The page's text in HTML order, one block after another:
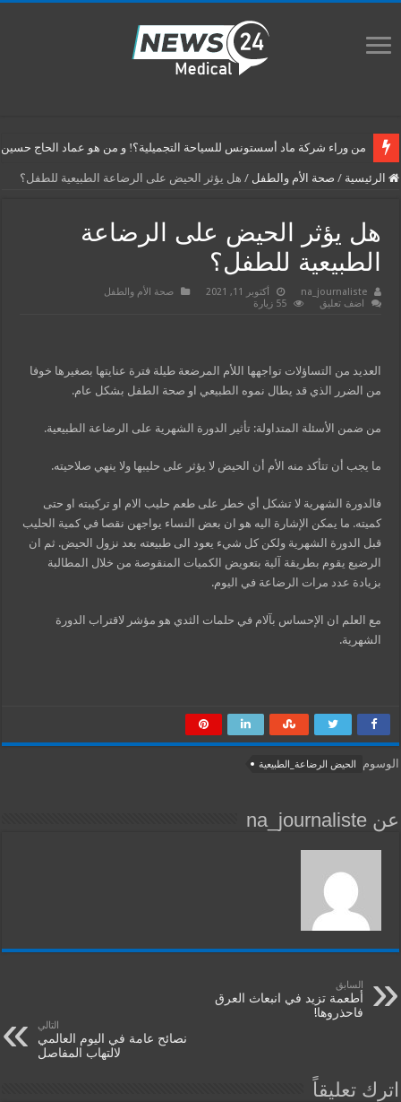
من وراء شركة ماد أسستونس للسياحة التجميلية؟! و من هو عماد الحاج حسين
الرئيسية / صحة الأم والطفل / هل يؤثر الحيض على الرضاعة الطبيعية للطفل؟
هل يؤثر الحيض على الرضاعة
الطبيعية للطفل؟
na_journaliste أكتوبر 11, 2021
صحة الأم والطفل
اضف تعليق
55 زيارة
العديد من التساؤلات تواجهها اللأم المرضعة طيلة فترة عنايتها بصغيرها خوفا
من الضرر الذي قد يطال نموه الطبيعي او صحة الطفل بشكل عام.
من ضمن الأسئلة المتداولة: تأثير الدورة الشهرية على الرضاعة الطبيعية.
ما يجب أن تتأكد منه الأم أن الحيض لا يؤثر على حليبها ولا ينهي صلاحيته.
فالدورة الشهرية لا تشكل أي خطر على طعم حليب الام او تركيبته او حتى
كميته. ما يمكن الإشارة اليه هو ان بعض النساء يواجهن نقصا في كمية الحليب
قبل الدورة الشهرية ولكن كل شيء يعود الى طبيعته بعد نزول الحيض. ثم ان
الرضيع يقوم بطريقة آلية بتعويض الكميات المنقوصة من خلال المطالبة
بزيادة عدد مرات الرضاعة في اليوم.
مع العلم ان الإحساس بآلام في حلمات الثدي هو مؤشر لاقتراب الدورة
الشهرية.
الوسوم الحيض الرضاعة_الطبيعية
عن na_journaliste
السابق
أطعمة تزيد في انبعاث العرق
فاحذروها!
التالي
نصائح عامة في اليوم العالمي
لالتهاب المفاصل
اترك تعليقاً